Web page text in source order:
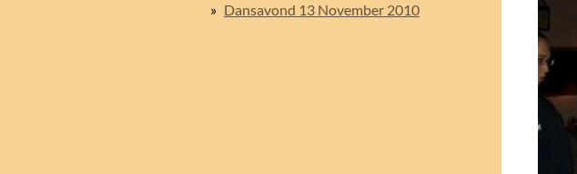
Dansavond 13 November 2010